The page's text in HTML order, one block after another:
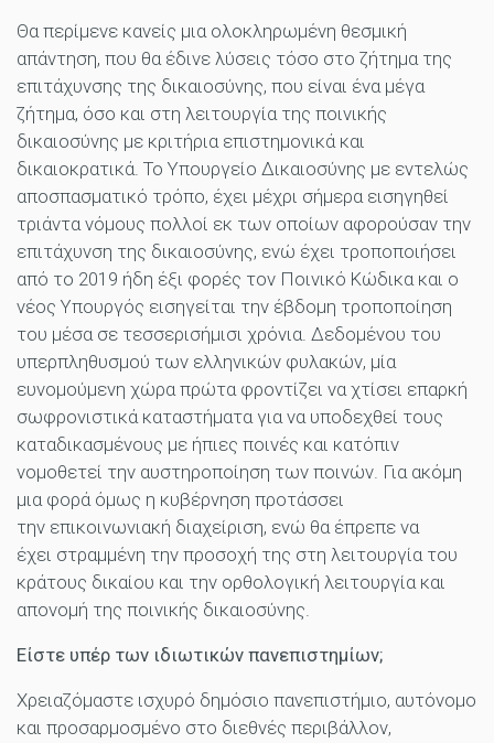
Θα περίμενε κανείς μια ολοκληρωμένη θεσμική
απάντηση, που θα έδινε λύσεις τόσο στο ζήτημα της
επιτάχυνσης της δικαιοσύνης, που είναι ένα μέγα
ζήτημα, όσο και στη λειτουργία της ποινικής
δικαιοσύνης με κριτήρια επιστημονικά και
δικαιοκρατικά. Το Υπουργείο Δικαιοσύνης με εντελώς
αποσπασματικό τρόπο, έχει μέχρι σήμερα εισηγηθεί
τριάντα νόμους πολλοί εκ των οποίων αφορούσαν την
επιτάχυνση της δικαιοσύνης, ενώ έχει τροποποιήσει
από το 2019 ήδη έξι φορές τον Ποινικό Κώδικα και ο
νέος Υπουργός εισηγείται την έβδομη τροποποίηση
του μέσα σε τεσσερισήμισι χρόνια. Δεδομένου του
υπερπληθυσμού των ελληνικών φυλακών, μία
ευνομούμενη χώρα πρώτα φροντίζει να χτίσει επαρκή
σωφρονιστικά καταστήματα για να υποδεχθεί τους
καταδικασμένους με ήπιες ποινές και κατόπιν
νομοθετεί την αυστηροποίηση των ποινών. Για ακόμη
μια φορά όμως η κυβέρνηση προτάσσει
την επικοινωνιακή διαχείριση, ενώ θα έπρεπε να
έχει στραμμένη την προσοχή της στη λειτουργία του
κράτους δικαίου και την ορθολογική λειτουργία και
απονομή της ποινικής δικαιοσύνης.
Είστε υπέρ των ιδιωτικών πανεπιστημίων;
Χρειαζόμαστε ισχυρό δημόσιο πανεπιστήμιο, αυτόνομο
και προσαρμοσμένο στο διεθνές περιβάλλον,